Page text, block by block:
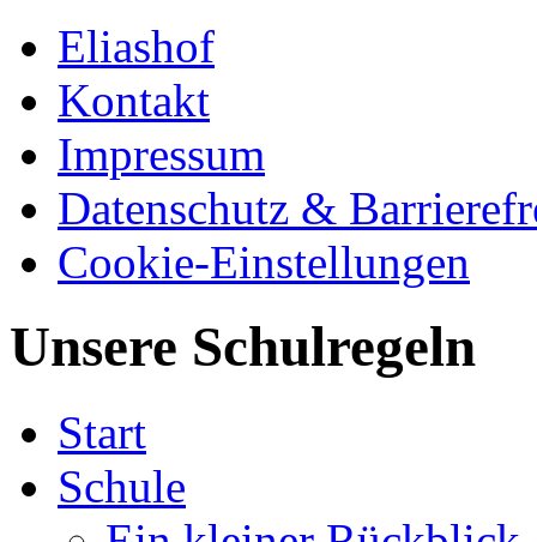
Eliashof
Kontakt
Impressum
Datenschutz &
Cookie-Einstellungen
Unsere Schulregeln
Start
Schule